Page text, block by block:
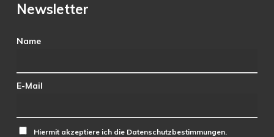
Newsletter
Name
E-Mail
Hiermit akzeptiere ich die Datenschutzbestimmungen.